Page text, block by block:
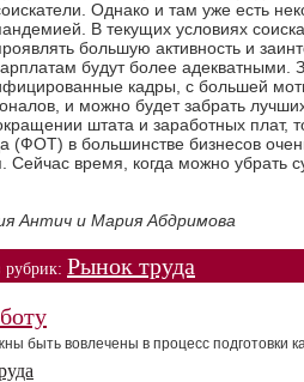
Однако и там уже есть
В текущих условиях
большую активность и
будут более адекватными.
кадры, с большей
и можно будет забрать
штата и заработных плат,
(ФОТ) в большинстве бизнесов
Сейчас время, когда можно убрать
Антич и Мария Абдримова
Рынок труда
быть вовлечены в процесс подготовки